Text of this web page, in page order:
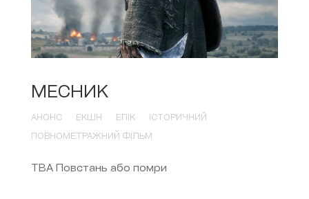
МЕСНИК
АНОНС ЕКШН ЕПІК ІСТОРИЧНИЙ
ПОВНОМЕТРАЖНИЙ ФІЛЬМ
ТВА Повстань або помри